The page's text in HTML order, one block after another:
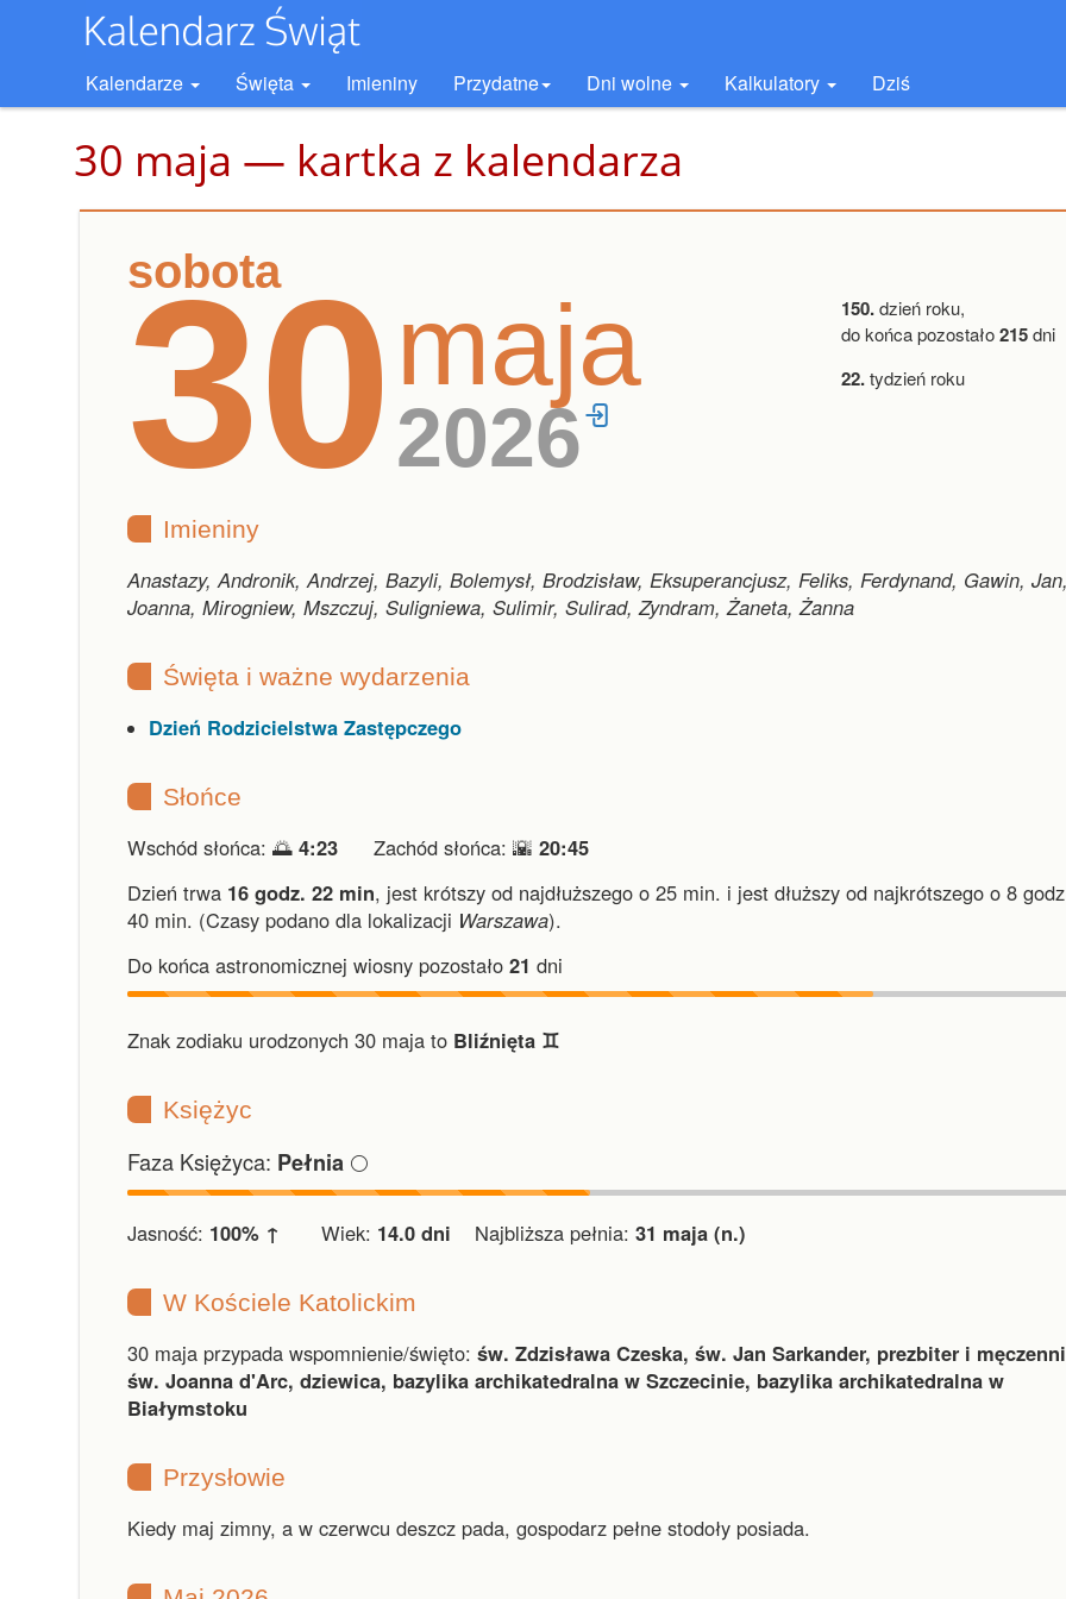
Kalendarze Święta Imieniny Przydatne Dni wolne Kalkulatory Dziś
30 maja — kartka z kalendarza
sobota
30maja
2026
150.dzień roku,
do końca pozostało215dni
22.tydzień roku
Imieniny
Anastazy, Andronik, Andrzej, Bazyli, Bolemysł, Brodzisław, Eksuperancjusz, Feliks, Ferdynand, Gawin,
Joanna, Mirogniew, Mszczuj, Suligniewa, Sulimir, Sulirad, Zyndram, Żaneta, Żanna
Święta i ważne wydarzenia
Dzień Rodzicielstwa Zastępczego
Słońce
Wschód słońca: 🌅 4:23 Zachód słońca: 🌇 20:45
Dzień trwa 16 godz. 22 min, jest krótszy od najdłuższego o 25 min. i jest dłuższy od najkrótszego o 8
40 min. (Czasy podano dla lokalizacji Warszawa).
Do końca astronomicznej wiosny pozostało 21 dni
Znak zodiaku urodzonych 30 maja to Bliźnięta ♊︎
Księżyc
Faza Księżyca: Pełnia 🌕
Jasność: 100% ↑ Wiek: 14.0 dni Najbliższa pełnia: 31 maja (n.)
W Kościele Katolickim
30 maja przypada wspomnienie/święto: św. Zdzisława Czeska, św. Jan Sarkander, prezbiter i
św. Joanna d'Arc, dziewica, bazylika archikatedralna w Szczecinie, bazylika archikatedralna w
Białymstoku
Przysłowie
Kiedy maj zimny, a w czerwcu deszcz pada, gospodarz pełne stodoły posiada.